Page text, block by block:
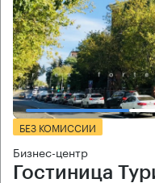
БЕЗ КОМИССИИ
Бизнес-центр
Гостиница